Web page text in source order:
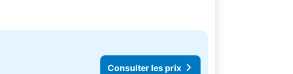
Consulter les prix